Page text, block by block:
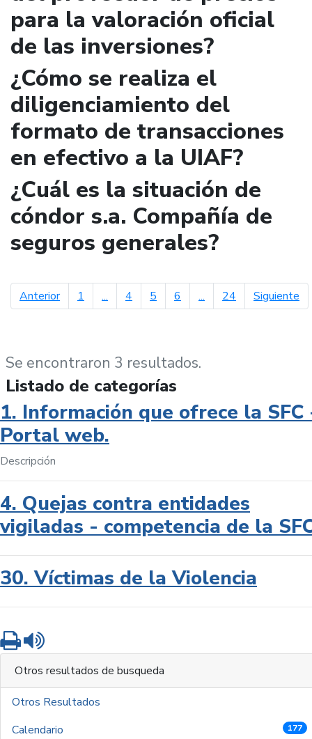
para la valoración oficial
de las inversiones?
¿Cómo se realiza el
diligenciamiento del
formato de transacciones
en efectivo a la UIAF?
¿Cuál es la situación de
cóndor s.a. Compañía de
seguros generales?
Anteriorpágina anterior
1 ... 4 5 6 ... 24 Siguiente
Se encontraron 3 resultados.
Listado de categorías
1. Información que ofrece la SFC
Portal web.
Descripción
4. Quejas contra entidades
vigiladas - competencia de la
30. Víctimas de la Violencia
Imprimir
Otros resultados de busqueda
Otros Resultados
Calendario
177